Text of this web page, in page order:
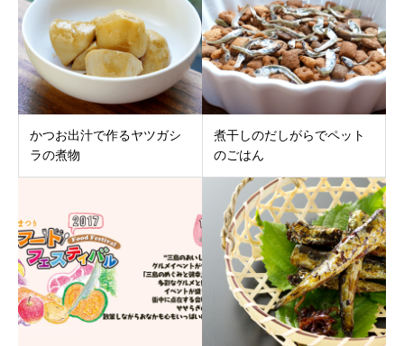
かつお出汁で作るヤツガシ
ラの煮物
煮干しのだしがらでペット
のごはん